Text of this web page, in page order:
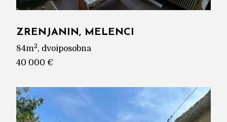
ZRENJANIN, MELENCI
84m2, dvoiposobna
40 000 €